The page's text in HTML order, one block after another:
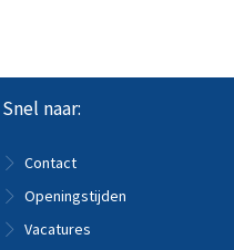
Snel naar:
Contact
Openingstijden
Vacatures